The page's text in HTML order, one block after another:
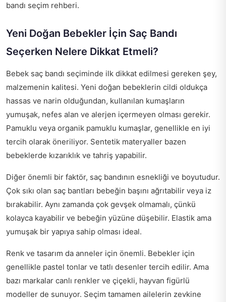
bandı seçim rehberi.
Yeni Doğan Bebekler İçin Saç Bandı
Seçerken Nelere Dikkat Etmeli?
Bebek saç bandı seçiminde ilk dikkat edilmesi gereken şey,
malzemenin kalitesi. Yeni doğan bebeklerin cildi oldukça
hassas ve narin olduğundan, kullanılan kumaşların
yumuşak, nefes alan ve alerjen içermeyen olması gerekir.
Pamuklu veya organik pamuklu kumaşlar, genellikle en iyi
tercih olarak öneriliyor. Sentetik materyaller bazen
bebeklerde kızarıklık ve tahriş yapabilir.
Diğer önemli bir faktör, saç bandının esnekliği ve boyutudur.
Çok sıkı olan saç bantları bebeğin başını ağrıtabilir veya iz
bırakabilir. Aynı zamanda çok gevşek olmamalı, çünkü
kolayca kayabilir ve bebeğin yüzüne düşebilir. Elastik ama
yumuşak bir yapıya sahip olması ideal.
Renk ve tasarım da anneler için önemli. Bebekler için
genellikle pastel tonlar ve tatlı desenler tercih edilir. Ama
bazı markalar canlı renkler ve çiçekli, hayvan figürlü
modeller de sunuyor. Seçim tamamen ailelerin zevkine